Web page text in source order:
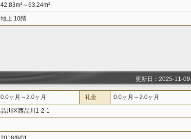
42.83m²～63.24m²
地上 10階
更新日：2025-11-09
0.0ヶ月～2.0ヶ月 礼金
0.0ヶ月～2.0ヶ月
品川区西品川1-2-1